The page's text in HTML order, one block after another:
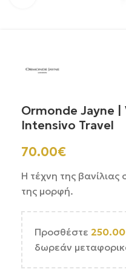
Ormonde Jayne
Intensivo Travel
70.00€
Η τέχνη της
της μορφή.
Προσθέστε 250.00
δωρεάν